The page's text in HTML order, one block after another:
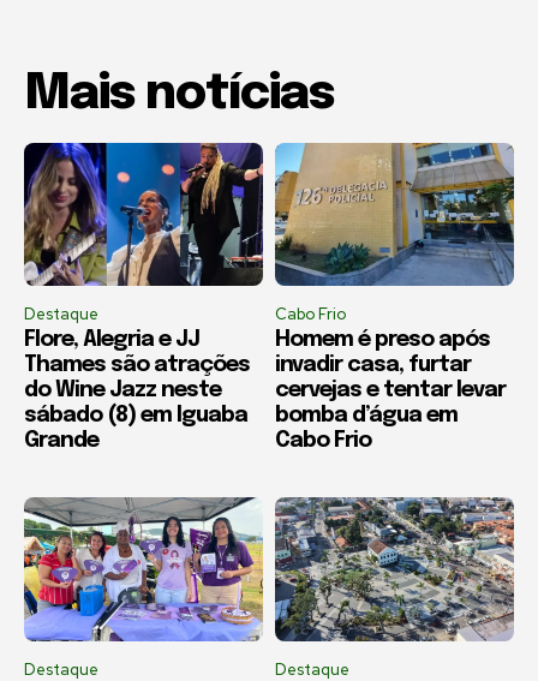
Mais notícias
Destaque
Flore, Alegria e JJ
Thames são atrações
do Wine Jazz neste
sábado (8) em Iguaba
Grande
Cabo Frio
Homem é preso após
invadir casa, furtar
cervejas e tentar levar
bomba d’água em
Cabo Frio
Destaque Destaque